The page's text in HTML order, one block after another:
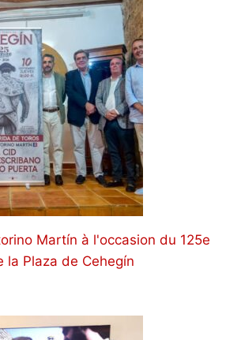
Martín à l'occasion du 125e
la Plaza de Cehegín